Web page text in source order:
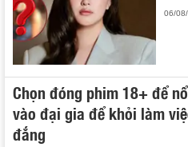
06/
Chọn đóng phim 18+ để
vào đại gia để khỏi làm
đắng